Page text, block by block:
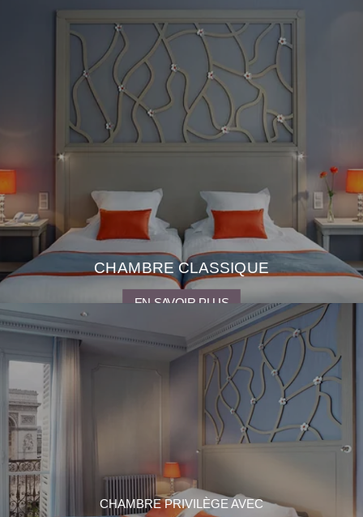
CHAMBRE CLASSIQUE
EN SAVOIR PLUS
CHAMBRE PRIVILÈGE AVEC
CONTACT
1 avenue Carnot
75017 Paris
+33 1 45 72 72 00
hotel@hsplendid.com